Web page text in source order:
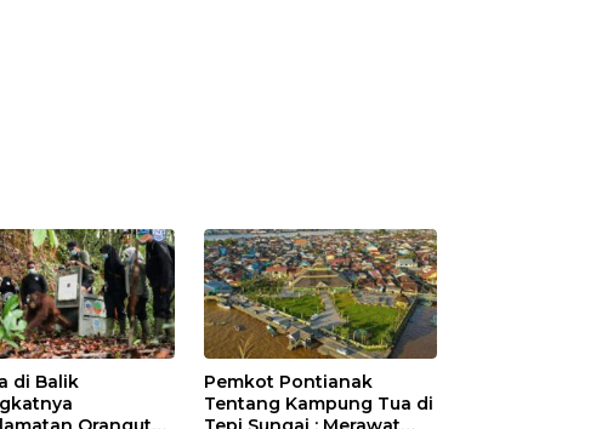
di Balik
Pemkot Pontianak
Tentang Kampung Tua di